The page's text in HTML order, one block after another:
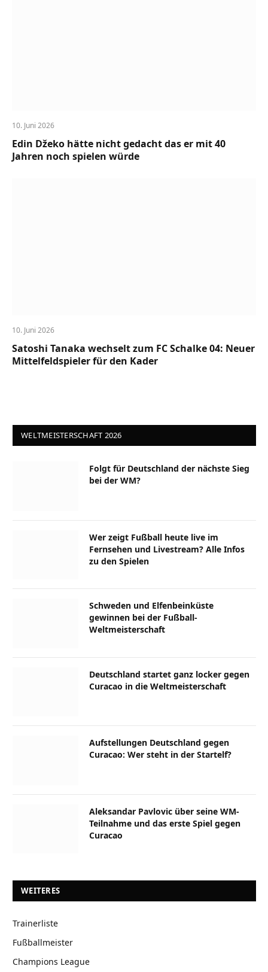
10. Juni 2026
Edin Džeko hätte nicht gedacht das er mit 40
Jahren noch spielen würde
10. Juni 2026
Satoshi Tanaka wechselt zum FC Schalke 04: Neuer
Mittelfeldspieler für den Kader
WELTMEISTERSCHAFT 2026
Folgt für Deutschland der nächste Sieg
bei der WM?
Wer zeigt Fußball heute live im
Fernsehen und Livestream? Alle Infos
zu den Spielen
Schweden und Elfenbeinküste
gewinnen bei der Fußball-
Weltmeisterschaft
Deutschland startet ganz locker gegen
Curacao in die Weltmeisterschaft
Aufstellungen Deutschland gegen
Curacao: Wer steht in der Startelf?
Aleksandar Pavlovic über seine WM-
Teilnahme und das erste Spiel gegen
Curacao
WEITERES
Trainerliste
Fußballmeister
Champions League